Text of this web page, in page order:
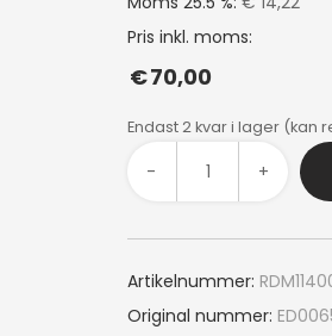
Pris inkl. moms:
€70,00
Endast 2 kvar i lager (kan
- +
Artikelnummer:
Original nummer: